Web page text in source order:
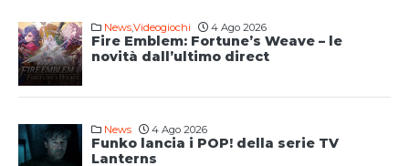
News,Videogiochi 4 Ago 2026
Fire Emblem: Fortune’s Weave – le
novità dall’ultimo direct
News 4 Ago 2026
Funko lancia i POP! della serie TV
Lanterns